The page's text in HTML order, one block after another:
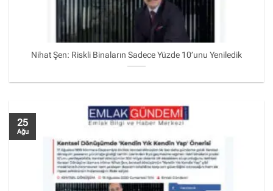
Nihat Şen: Riskli Binaların Sadece Yüzde 10’unu Yeniledik
25
Ağu